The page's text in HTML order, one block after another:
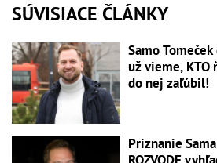
SÚVISIACE ČLÁNKY
Samo
už vieme, KTO
do nej zaľúbil!
Priznanie